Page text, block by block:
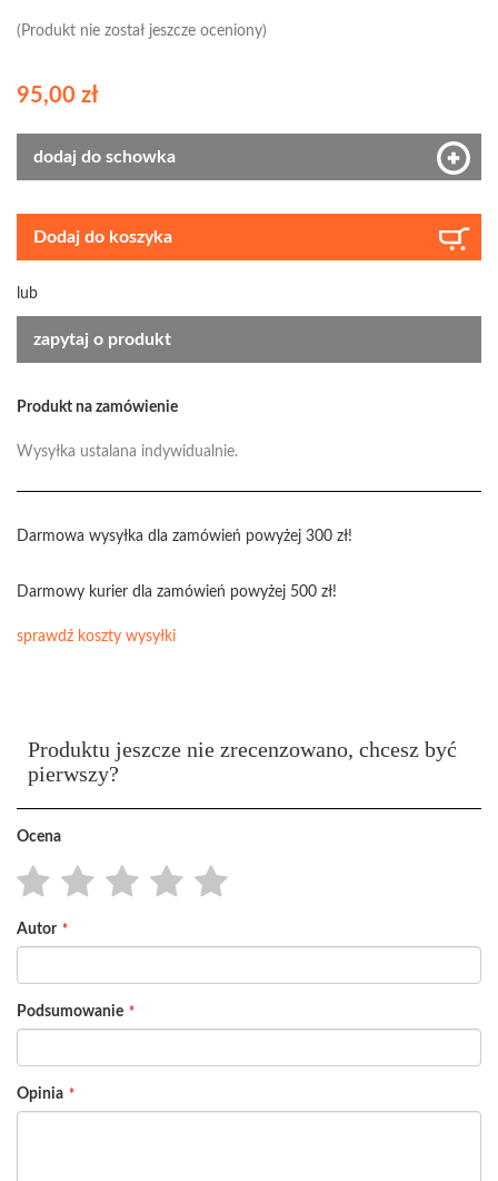
(Produkt nie został jeszcze oceniony)
95,00 zł
dodaj do schowka
Dodaj do koszyka
lub
zapytaj o produkt
Produkt na zamówienie
Wysyłka ustalana indywidualnie.
Darmowa wysyłka dla zamówień powyżej 300 zł!
Darmowy kurier dla zamówień powyżej 500 zł!
sprawdź koszty wysyłki
Produktu jeszcze nie zrecenzowano, chcesz być
pierwszy?
Ocena
star
stars
stars
stars
stars
Autor
Podsumowanie
Opinia